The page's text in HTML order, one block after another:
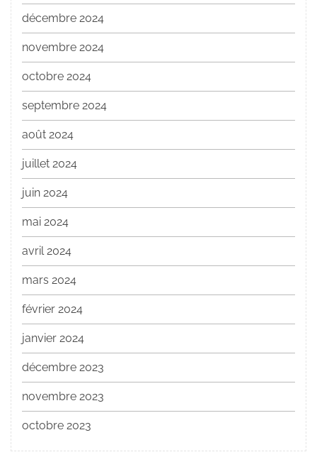
décembre 2024
novembre 2024
octobre 2024
septembre 2024
août 2024
juillet 2024
juin 2024
mai 2024
avril 2024
mars 2024
février 2024
janvier 2024
décembre 2023
novembre 2023
octobre 2023